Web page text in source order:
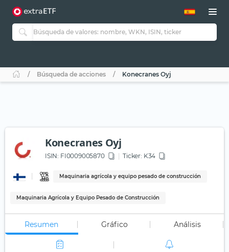
Búsqueda de acciones Konecranes Oyj
Konecranes Oyj
ISIN: FI0009005870 Ticker: K34
Maquinaria agrícola y equipo pesado de construcción
Maquinaria Agrícola y Equipo Pesado de Construcción
Resumen Gráfico Análisis